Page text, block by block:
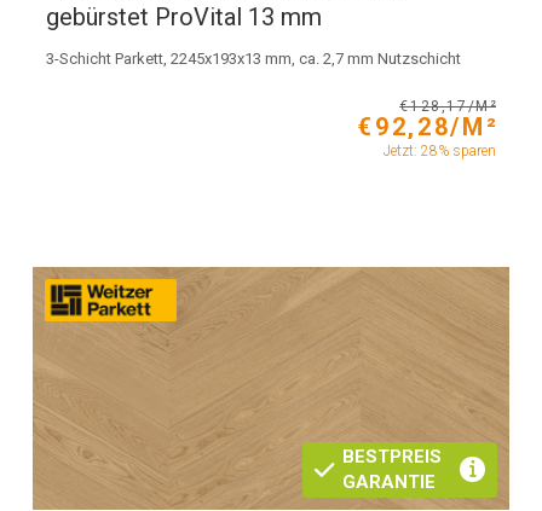
gebürstet ProVital 13 mm
3-Schicht Parkett, 2245x193x13 mm, ca. 2,7 mm Nutzschicht
€128,17/M²
€92,28/M²
Jetzt: 28% sparen
BESTPREIS
GARANTIE